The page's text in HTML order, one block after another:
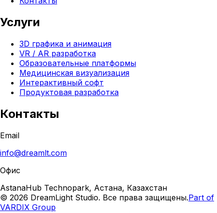
Услуги
3D графика и анимация
VR / AR разработка
Образовательные платформы
Медицинская визуализация
Интерактивный софт
Продуктовая разработка
Контакты
Email
info@dreamlt.com
Офис
AstanaHub Technopark, Астана, Казахстан
© 2026 DreamLight Studio. Все права защищены.Part of
VARDIX Group